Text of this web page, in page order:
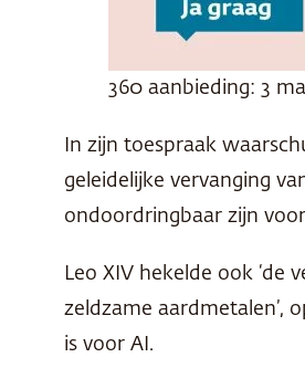
360 aanbieding: 3
In zijn toespraak
geleidelijke vervanging
ondoordringbaar zijn
Leo XIV hekelde ook
zeldzame aardmetalen’,
is voor AI.